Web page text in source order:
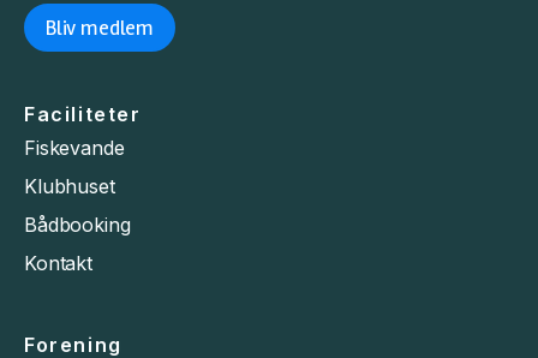
Bliv medlem
Faciliteter
Fiskevande
Klubhuset
Bådbooking
Kontakt
Forening